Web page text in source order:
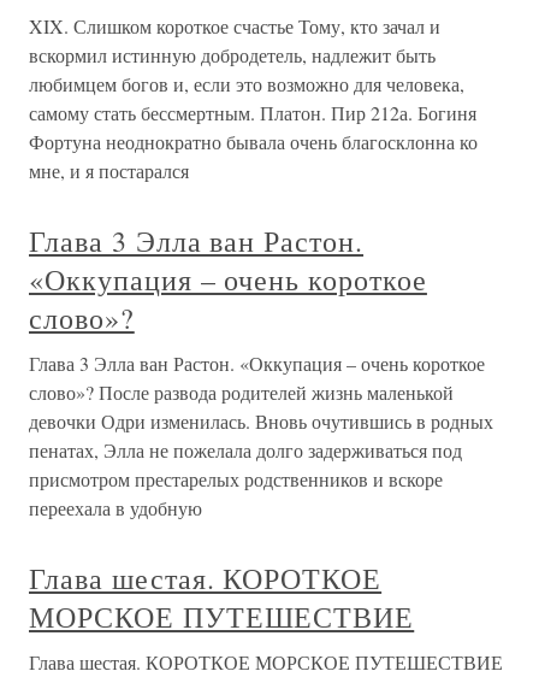
XIX. Слишком короткое счастье Тому, кто зачал и
вскормил истинную добродетель, надлежит быть
любимцем богов и, если это возможно для человека,
самому стать бессмертным. Платон. Пир 212а. Богиня
Фортуна неоднократно бывала очень благосклонна ко
мне, и я постарался
Глава 3 Элла ван Растон.
«Оккупация – очень короткое
слово»?
Глава 3 Элла ван Растон. «Оккупация – очень короткое
слово»? После развода родителей жизнь маленькой
девочки Одри изменилась. Вновь очутившись в родных
пенатах, Элла не пожелала долго задерживаться под
присмотром престарелых родственников и вскоре
переехала в удобную
Глава шестая. КОРОТКОЕ
МОРСКОЕ ПУТЕШЕСТВИЕ
Глава шестая. КОРОТКОЕ МОРСКОЕ ПУТЕШЕСТВИЕ